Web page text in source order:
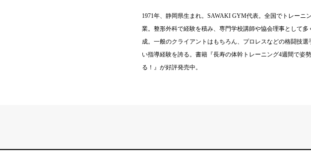
1971年、静岡県生まれ。SAWAKI GYM代表。全国でトレーニ
業。整形外科で経験を積み、専門学校講師や協会理事として
成。一般のクライアントはもちろん、プロレスなどの格闘技
い指導経験を誇る。書籍『長寿の体幹トレーニング4週間で姿
る！』が好評発売中。